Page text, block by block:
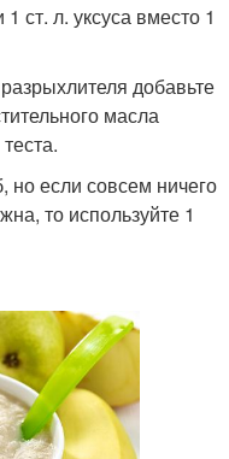
ст. л. уксуса вместо 1
добавьте
масла
если совсем ничего
то используйте 1